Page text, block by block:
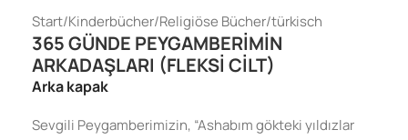
Start/Kinderbücher/Religiöse Bücher/türkisch
365 GÜNDE PEYGAMBERİMİN
ARKADAŞLARI (FLEKSİ CİLT)
Arka kapak
Sevgili Peygamberimizin, “Ashabım gökteki yıldızlar